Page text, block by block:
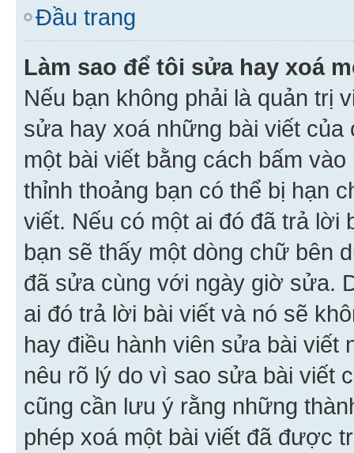
Đầu trang
Làm sao để tôi sửa hay xoá
Nếu bạn không phải là quản trị
sửa hay xoá những bài viết
một bài viết bằng cách bấm
thỉnh thoảng bạn có thể bị hạn
viết. Nếu có một ai đó đã trả lời
bạn sẽ thấy một dòng chữ bên
đã sửa cùng với ngày giờ sửa.
ai đó trả lời bài viết và nó sẽ
hay điều hành viên sửa bài viết
nêu rõ lý do vì sao sửa bài viết
cũng cần lưu ý rằng những
phép xoá một bài viết đã được